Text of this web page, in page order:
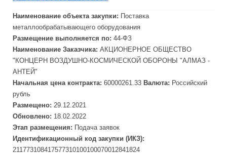
Наименование объекта закупки: Поставка
металлообрабатывающего оборудования
Размещение выполняется по: 44-ФЗ
Наименование Заказчика: АКЦИОНЕРНОЕ ОБЩЕСТВО
"КОНЦЕРН ВОЗДУШНО-КОСМИЧЕСКОЙ ОБОРОНЫ "АЛМАЗ -
АНТЕЙ"
Начальная цена контракта: 60000261.33 Валюта: Российский
рубль
Размещено: 29.12.2021
Обновлено: 18.02.2022
Этап размещения: Подача заявок
Идентификационный код закупки (ИКЗ):
211773108417577310100100070012841824